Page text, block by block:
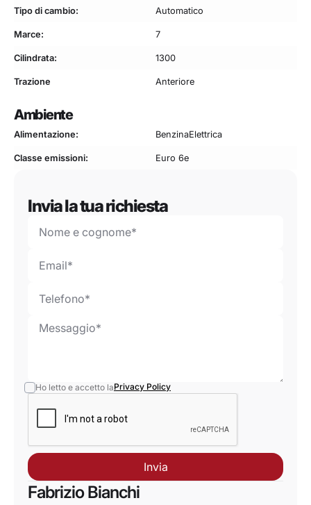
Tipo di cambio: Automatico
Marce: 7
Cilindrata: 1300
Trazione Anteriore
Ambiente
Alimentazione: BenzinaElettrica
Classe emissioni: Euro 6e
Invia la tua richiesta
Ho letto e accetto laPrivacy Policy
Fabrizio Bianchi